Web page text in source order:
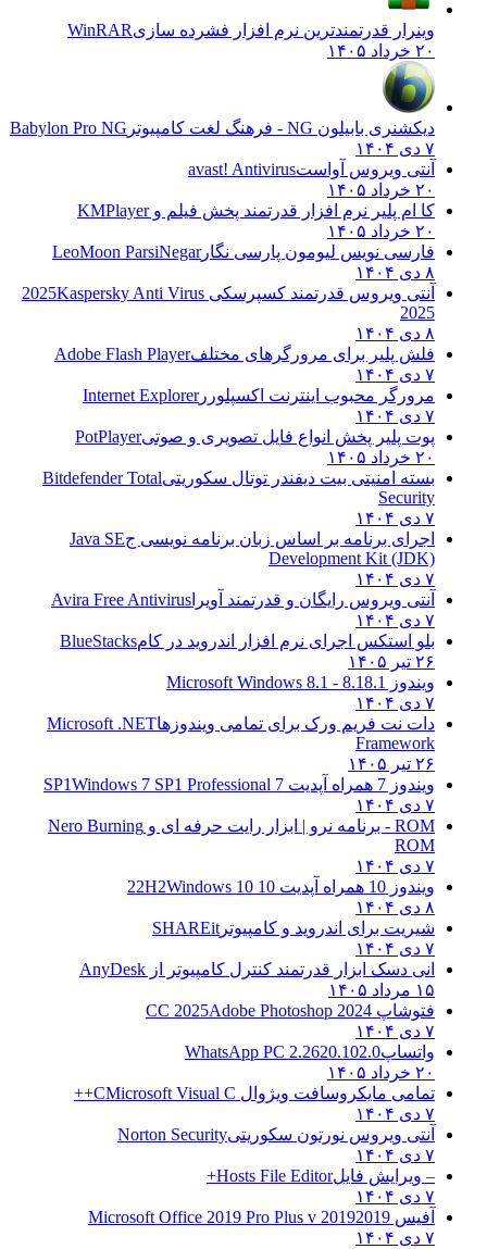
وینرار قدرتمندترین نرم افزار فشرده سازیWinRAR
۲۰ خرداد ۱۴۰۵
دیکشنری بابیلون NG - فرهنگ لغت کامپیوتر
Babylon Pro NG
۷ دی ۱۴۰۴
آنتی ویروس آواستavast! Antivirus
۲۰ خرداد ۱۴۰۵
کا ام پلیر نرم افزار قدرتمند پخش فیلم وKMPlayer
۲۰ خرداد ۱۴۰۵
فارسی نویس لیومون پارسی نگارLeoMoon ParsiNegar
۸ دی ۱۴۰۴
آنتی ویروس قدرتمند کسپرسکی 2025 Kaspersky Anti Virus
2025
۸ دی ۱۴۰۴
فلش پلیر برای مرورگرهای مختلفAdobe Flash Player
۷ دی ۱۴۰۴
مرورگر محبوب اینترنت اکسپلوررInternet Explorer
۷ دی ۱۴۰۴
پوت پلیر پخش انواع فایل تصویری و صوتیPotPlayer
۲۰ خرداد ۱۴۰۵
بسته امنیتی بیت دیفندر توتال سکوریتیBitdefender Total
Security
۷ دی ۱۴۰۴
اجرای برنامه بر اساس زبان برنامه نویسی جJava SE
Development Kit (JDK)
۷ دی ۱۴۰۴
آنتی ویروس رایگان و قدرتمند آویرا Avira Free Antivirus
۷ دی ۱۴۰۴
بلو استکس اجرای نرم افزار اندروید در کامBlueStacks
۲۶ تیر ۱۴۰۵
ویندوز 8.1
8.1 - Microsoft Windows 8.1
۷ دی ۱۴۰۴
دات نت فریم ورک برای تمامی ویندوزهاMicrosoft .NET
Framework
۲۶ تیر ۱۴۰۵
ویندوز 7 همراه آپدیت 7 SP1
Windows 7 SP1 Professional
۷ دی ۱۴۰۴
ROM - برنامه نرو | ابزار رایت حرفه ای و
Nero Burning
ROM
۷ دی ۱۴۰۴
ویندوز 10 همراه آپدیت 10 22H2
Windows 10
۸ دی ۱۴۰۴
شیریت برای اندروید و کامپیوتر SHAREit
۷ دی ۱۴۰۴
انی دسک ابزار قدرتمند کنترل کامپیوتر از AnyDesk
۱۵ مرداد ۱۴۰۵
فتوشاپ CC 2025 Adobe Photoshop 2024
۷ دی ۱۴۰۴
واتساپWhatsApp PC 2.2620.102.0
۲۰ خرداد ۱۴۰۵
تمامی مایکروسافت ویژوال C Microsoft Visual C++
۷ دی ۱۴۰۴
آنتی ویروس نورتون سکوریتیNorton Security
۷ دی ۱۴۰۴
– ویرایش فایلHosts File Editor+
۷ دی ۱۴۰۴
آفیس 2019 2019 Microsoft Office 2019 Pro Plus v
۷ دی ۱۴۰۴